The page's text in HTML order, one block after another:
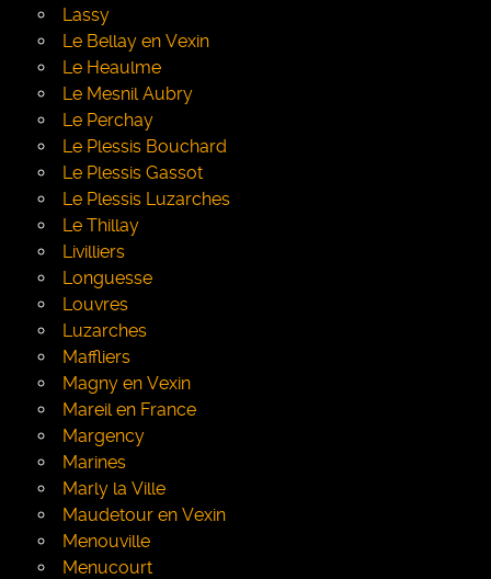
Lassy
Le Bellay en Vexin
Le Heaulme
Le Mesnil Aubry
Le Perchay
Le Plessis Bouchard
Le Plessis Gassot
Le Plessis Luzarches
Le Thillay
Livilliers
Longuesse
Louvres
Luzarches
Maffliers
Magny en Vexin
Mareil en France
Margency
Marines
Marly la Ville
Maudetour en Vexin
Menouville
Menucourt